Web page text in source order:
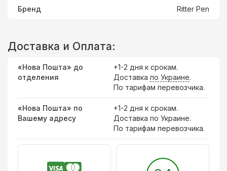
Бренд Ritter Pen
Доставка и Оплата:
«Нова Пошта» до
отделения
+1-2 дня к срокам.
Доставка по Украине.
По тарифам перевозчика.
«Нова Пошта» по
Вашему адресу
+1-2 дня к срокам.
Доставка по Украине.
По тарифам перевозчика.